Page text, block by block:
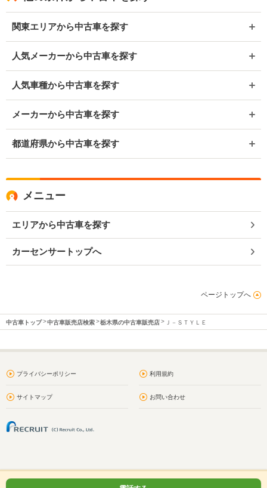
関東エリアから中古車を探す
人気メーカーから中古車を探す
人気車種から中古車を探す
メーカーから中古車を探す
都道府県から中古車を探す
メニュー
エリアから中古車を探す
カーセンサートップへ
ページトップへ
中古車トップ 中古車販売店検索 栃木県の中古車販売店 Ｊ－ＳＴＹＬＥ
プライバシーポリシー 利用規約
サイトマップ お問い合わせ